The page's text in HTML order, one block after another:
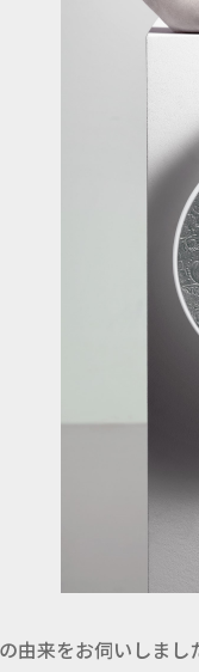
由来をお伺いしまし